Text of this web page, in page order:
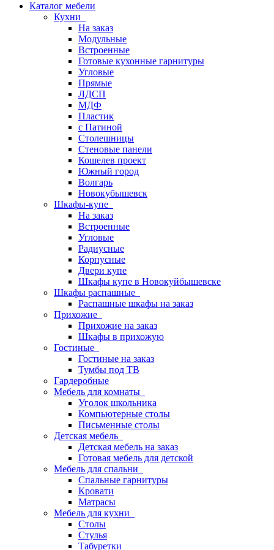
Каталог мебели
Кухни
На заказ
Модульные
Встроенные
Готовые кухонные гарнитуры
Угловые
Прямые
ЛДСП
МДФ
Пластик
с Патиной
Столешницы
Стеновые панели
Кошелев проект
Южный город
Волгарь
Новокубышевск
Шкафы-купе
На заказ
Встроенные
Угловые
Радиусные
Корпусные
Двери купе
Шкафы купе в Новокуйбышевске
Шкафы распашные
Распашные шкафы на заказ
Прихожие
Прихожие на заказ
Шкафы в прихожую
Гостиные
Гостиные на заказ
Тумбы под ТВ
Гардеробные
Мебель для комнаты
Уголок школьника
Компьютерные столы
Письменные столы
Детская мебель
Детская мебель на заказ
Готовая мебель для детской
Мебель для спальни
Спальные гарнитуры
Кровати
Матрасы
Мебель для кухни
Столы
Стулья
Табуретки